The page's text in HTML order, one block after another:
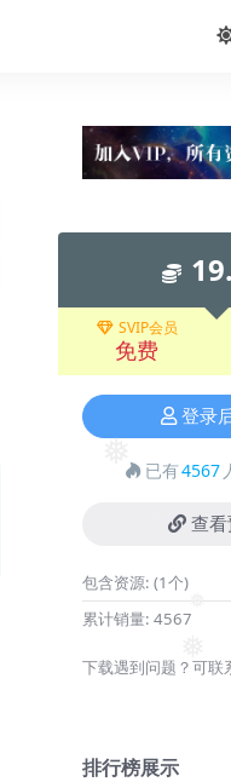
❅
SVIP会员
免费
登录
已有4567
查看
包含资源: (1个)
累计销量: 4567
下载遇到问题？可联
排行榜展示